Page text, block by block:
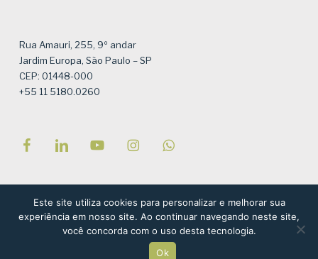
Rua Amauri, 255, 9º andar
Jardim Europa, São Paulo – SP
CEP: 01448-000
+55 11 5180.0260
© Instituto Semeia – Todos os direitos reservados – Site por
NaçãoDesign , com referências ao projeto de Tati Valiengo e
Tiago Solha Design Gráfico
Este site utiliza cookies para personalizar e melhorar sua
experiência em nosso site. Ao continuar navegando neste site,
você concorda com o uso desta tecnologia.
Ok